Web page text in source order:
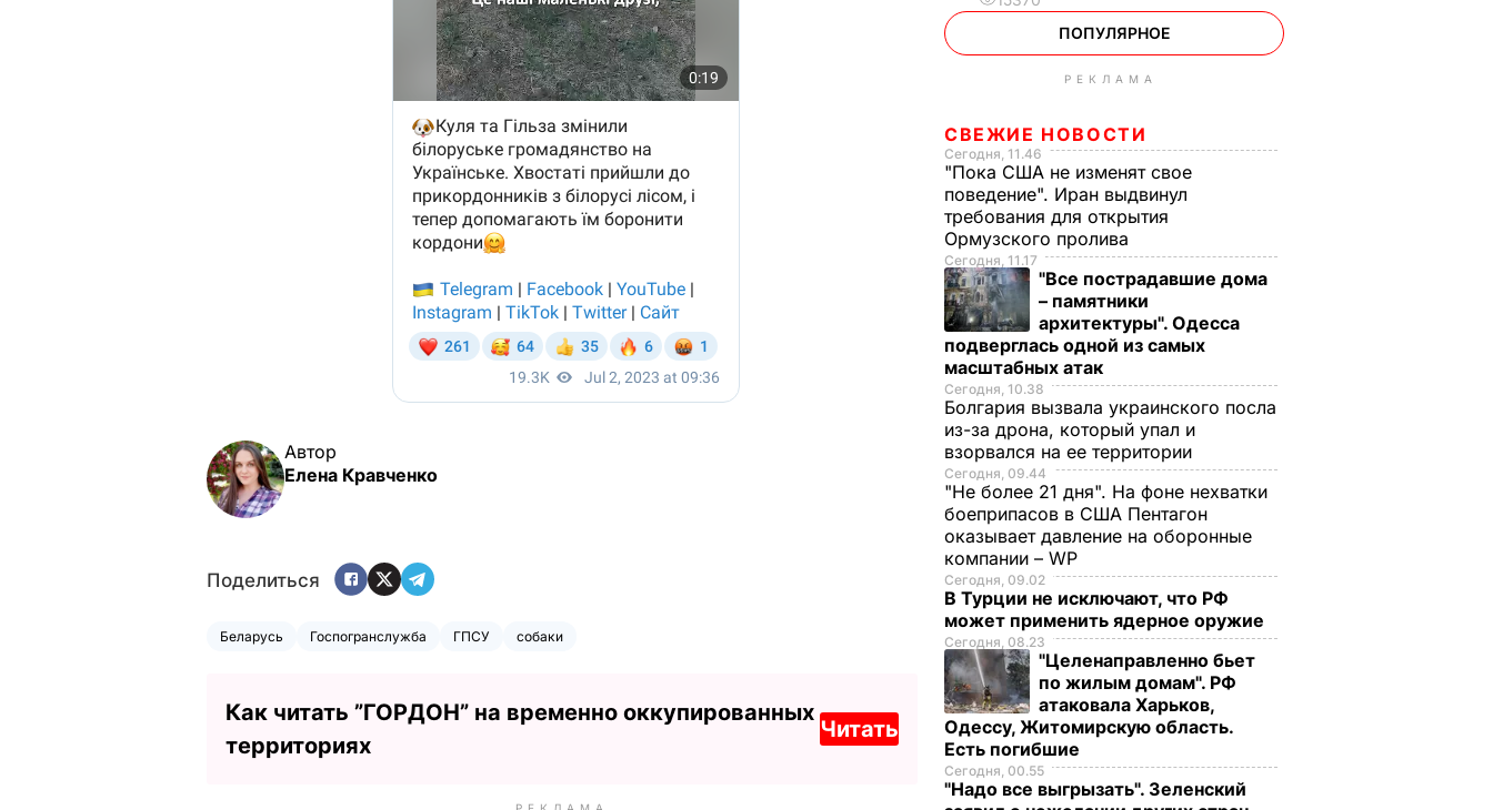
Автор
Елена Кравченко
Поделиться
Беларусь Госпогранслужба ГПСУ собаки
Как читать ”ГОРДОН” на временно оккупированных
территориях
Читать
ПОПУЛЯРНОЕ
РЕКЛАМА
СВЕЖИЕ НОВОСТИ
Сегодня, 11.46
"Пока США не изменят свое
поведение". Иран выдвинул
требования для открытия
Ормузского пролива
Сегодня, 11.17
"Все пострадавшие дома
– памятники
архитектуры". Одесса
подверглась одной из самых
масштабных атак
Сегодня, 10.38
Болгария вызвала украинского посла
из-за дрона, который упал и
взорвался на ее территории
Сегодня, 09.44
"Не более 21 дня". На фоне нехватки
боеприпасов в США Пентагон
оказывает давление на оборонные
компании – WP
Сегодня, 09.02
В Турции не исключают, что РФ
может применить ядерное оружие
Сегодня, 08.23
"Целенаправленно бьет
по жилым домам". РФ
атаковала Харьков,
Одессу, Житомирскую область.
Есть погибшие
Сегодня, 00.55
"Надо все выгрызать". Зеленский